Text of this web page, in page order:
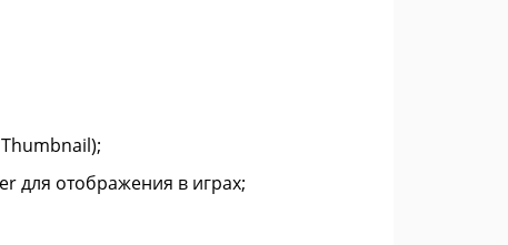
для отображения в играх;